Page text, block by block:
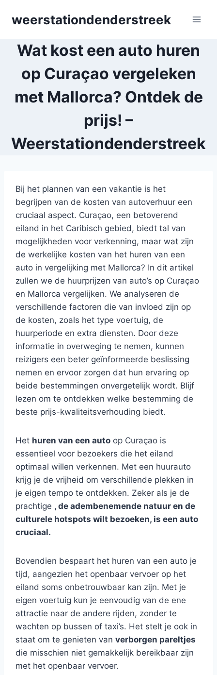
weerstationdenderstreek
Wat kost een auto huren
op Curaçao vergeleken
met Mallorca? Ontdek de
prijs! –
Weerstationdenderstreek
Bij het plannen van een vakantie is het
begrijpen van de kosten van autoverhuur een
cruciaal aspect. Curaçao, een betoverend
eiland in het Caribisch gebied, biedt tal van
mogelijkheden voor verkenning, maar wat zijn
de werkelijke kosten van het huren van een
auto in vergelijking met Mallorca? In dit artikel
zullen we de huurprijzen van auto’s op Curaçao
en Mallorca vergelijken. We analyseren de
verschillende factoren die van invloed zijn op
de kosten, zoals het type voertuig, de
huurperiode en extra diensten. Door deze
informatie in overweging te nemen, kunnen
reizigers een beter geïnformeerde beslissing
nemen en ervoor zorgen dat hun ervaring op
beide bestemmingen onvergetelijk wordt. Blijf
lezen om te ontdekken welke bestemming de
beste prijs-kwaliteitsverhouding biedt.
Het huren van een auto op Curaçao is
essentieel voor bezoekers die het eiland
optimaal willen verkennen. Met een huurauto
krijg je de vrijheid om verschillende plekken in
je eigen tempo te ontdekken. Zeker als je de
prachtige , de adembenemende natuur en de
culturele hotspots wilt bezoeken, is een auto
cruciaal.
Bovendien bespaart het huren van een auto je
tijd, aangezien het openbaar vervoer op het
eiland soms onbetrouwbaar kan zijn. Met je
eigen voertuig kun je eenvoudig van de ene
attractie naar de andere rijden, zonder te
wachten op bussen of taxi’s. Het stelt je ook in
staat om te genieten van verborgen pareltjes
die misschien niet gemakkelijk bereikbaar zijn
met het openbaar vervoer.